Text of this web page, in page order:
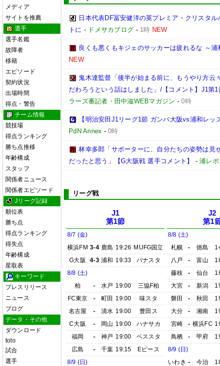
メディア
サイトを推薦
選手
選手名鑑
故障者
移籍
エピソード
契約状況
出場時間
得点・警告
チーム情報
競技場
得点ランキング
勝ち点推移
年齢構成
スタッフ
関係者ニュース
関係者エピソード
Jリーグ記録
順位表
勝ち点
得点ランキング
得失点
年齢構成
星取表
キーワード
プレスリリース
ニュース
ブログ
データ・その他
ダウンロード
toto
試合
選手
日本代表DF冨安健洋の英プレミア・クリスタ
トに - ドメサカブログ - 1時 NEW
良くも悪くもキジェのサッカーは疲れるな ～
NEW
鬼木達監督「後半が始まる前に、もうやり方
だわろうという話はしました」/【コメント】J1第
ラーズ番記者・田中滋WEBマガジン -0時
【明治安田J1リーグ1節 ガンバ大阪vs浦和レ
PdN Annex -0時
林幸多郎「サポーターに、自分たちの姿勢は見
だったと思う」【G大阪戦 選手コメント】
-浦レ
リーグ戦
J1
第1節
8/7 (金)
横浜FM 3-4 鹿島 19:26 MUFG国立
G大阪
4-3 浦和 19:33
パナスタ
8/8 (土)
柏
- 水戸 19:00
三協F柏
FC東京
- 町田 19:00
味スタ
名古屋
- 清水 19:00
豊田ス
C大阪
- 岡山 19:00
ハナサカ
福岡
- 神戸 19:00
ベススタ
広島
- 千葉 19:15
Eピース
8/9 (日)
J2
第1
8/8 (土)
札幌
- 徳島
八戸
- 富山
藤枝
- 仙台
大宮
- 新潟
磐田
- 秋田
大分
- 湘南
宮崎
- 横浜FC
鳥栖
- 甲府
8/9 (日)
いわき - 今治